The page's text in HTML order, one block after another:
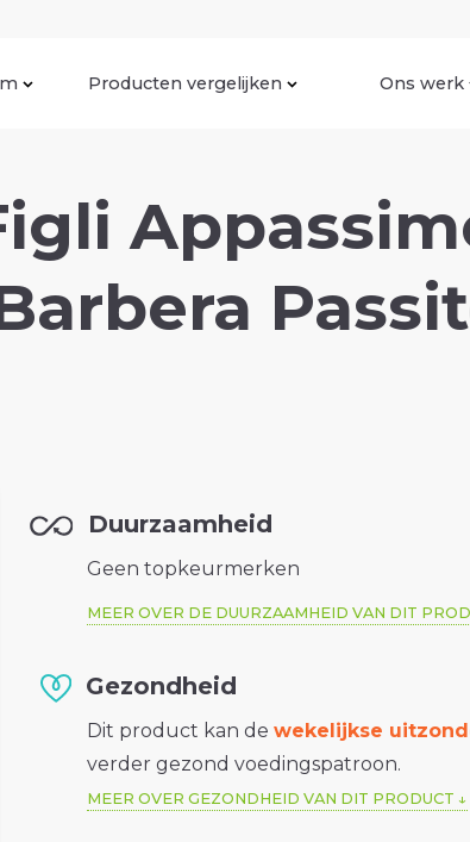
Producten vergelijken Ons werk
Duurzaamheid
Geen topkeurmerken
MEER OVER DE DUURZAAMHEID VAN DIT
Gezondheid
Dit product kan dewekelijkse
verder gezond voedingspatroon.
MEER OVER GEZONDHEID VAN DIT PRODUCT